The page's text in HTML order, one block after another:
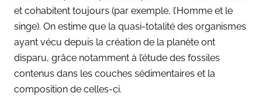
et cohabitent toujours (par exemple, l’Homme et le
singe). On estime que la quasi-totalité des organismes
ayant vécu depuis la création de la planète ont
disparu, grâce notamment à l’étude des fossiles
contenus dans les couches sédimentaires et la
composition de celles-ci.